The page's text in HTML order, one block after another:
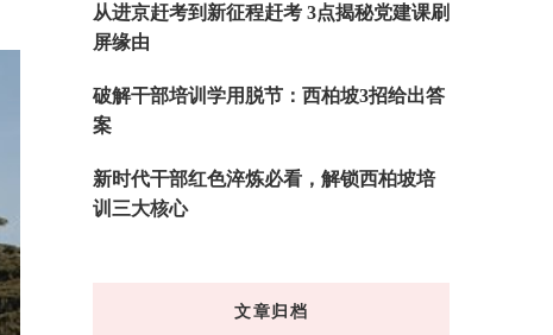
从进京赶考到新征程赶考 3点揭秘党建课刷
屏缘由
破解干部培训学用脱节：西柏坡3招给出答
案
新时代干部红色淬炼必看，解锁西柏坡培
训三大核心
文章归档